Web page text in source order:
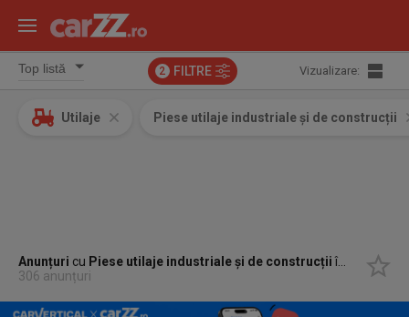
2 FILTRE Vizualizare:
Utilaje Piese utilaje industriale și de construcții
Anunțuri cu Piese utilaje industriale și de construcțiiîn
Alba
306 anunțuri